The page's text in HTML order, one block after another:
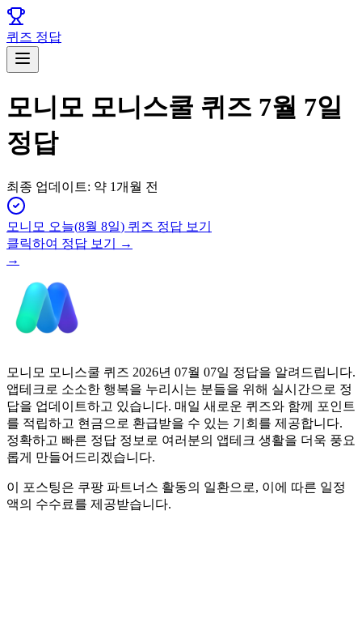
퀴즈 정답
모니모 모니스쿨 퀴즈 7월 7일
정답
최종 업데이트: 약 1개월 전
모니모 오늘(8월 8일) 퀴즈 정답 보기
클릭하여 정답 보기 →
→
모니모 모니스쿨 퀴즈 2026년 07월 07일 정답을 알려드립니다.
앱테크로 소소한 행복을 누리시는 분들을 위해 실시간으로 정
답을 업데이트하고 있습니다. 매일 새로운 퀴즈와 함께 포인트
를 적립하고 현금으로 환급받을 수 있는 기회를 제공합니다.
정확하고 빠른 정답 정보로 여러분의 앱테크 생활을 더욱 풍요
롭게 만들어드리겠습니다.
이 포스팅은 쿠팡 파트너스 활동의 일환으로, 이에 따른 일정
액의 수수료를 제공받습니다.